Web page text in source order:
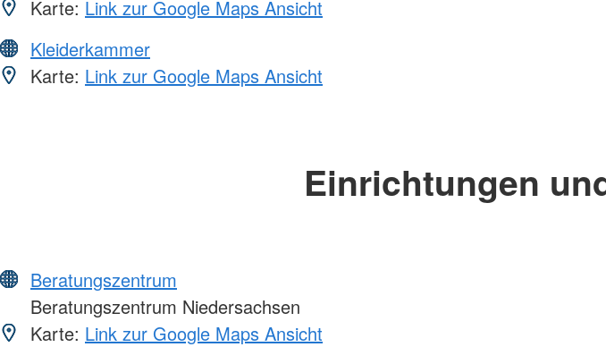
Karte: Link zur Google Maps Ansicht
Kleiderkammer
Karte: Link zur Google Maps Ansicht
Einrichtungen
Beratungszentrum
Beratungszentrum Niedersachsen
Karte: Link zur Google Maps Ansicht